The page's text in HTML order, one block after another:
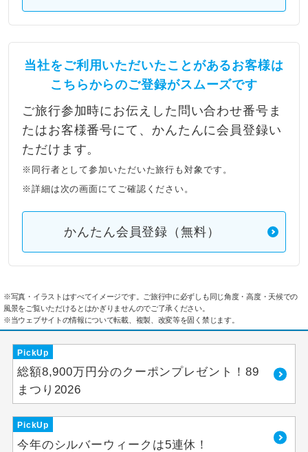
当社をご利用いただいたことがあるお客様は
こちらからのご登録がスムーズです
ご旅行参加時にお伝えした問い合わせ番号ま
たはお客様番号にて、かんたんに会員登録い
ただけます。
※同行者として参加いただいた旅行も対象です。
※詳細は次の画面にてご確認ください。
かんたん会員登録（無料）
※写真・イラストはすべてイメージです。ご旅行中に必ずしも同じ角度・高度・天候での
風景をご覧いただけるとはかぎりませんのでご了承ください。
※当ウェブサイトの情報について転載、複製、改変等を固く禁じます。
PickUp
総額8,900万円分のクーポンプレゼント！89
まつり2026
PickUp
今年のシルバーウィークは5連休！